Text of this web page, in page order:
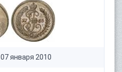
07 января 2010